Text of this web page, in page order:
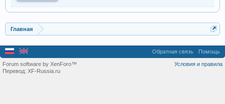
Главная
Обратная связь Помощь
Условия и правила
Forum software by XenForo™
Перевод: XF-Russia.ru